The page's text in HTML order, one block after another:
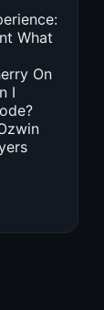
What
On
I